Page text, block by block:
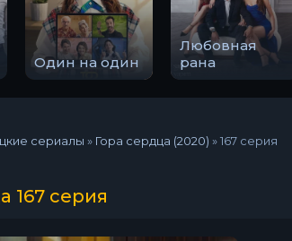
Один на один
Любовная
рана
сериалы » Гора сердца (2020) »167 серия
167 серия